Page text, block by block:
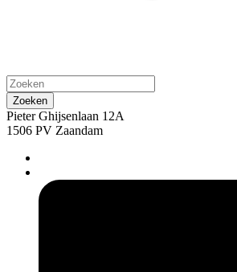
Pieter Ghijsenlaan 12A
1506 PV Zaandam